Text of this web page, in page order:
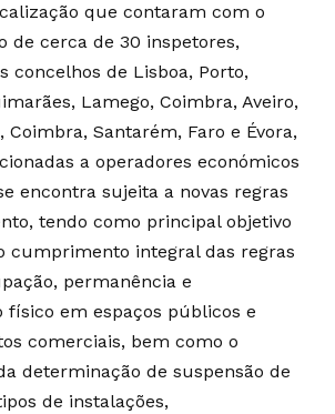
que contaram com o
de cerca de 30 inspetores,
concelhos de Lisboa, Porto,
Lamego, Coimbra, Aveiro,
Coimbra, Santarém, Faro e Évora,
a operadores económicos
encontra sujeita a novas regras
tendo como principal objetivo
cumprimento integral das regras
permanência e
físico em espaços públicos e
comerciais, bem como o
determinação de suspensão de
de instalações,